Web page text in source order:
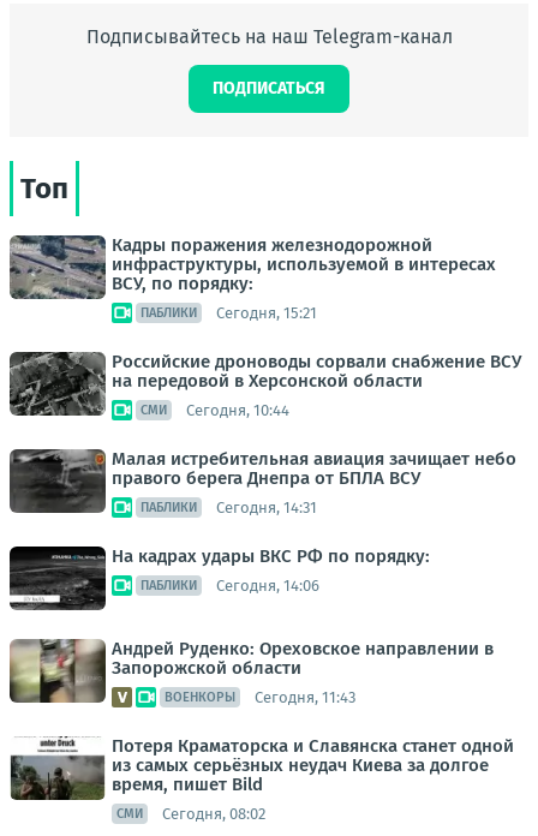
Подписывайтесь на наш Telegram-канал
ПОДПИСАТЬСЯ
Топ
Кадры поражения железнодорожной
инфраструктуры, используемой в интересах
ВСУ, по порядку:
ПАБЛИКИ Сегодня, 15:21
Российские дроноводы сорвали снабжение ВСУ
на передовой в Херсонской области
СМИ Сегодня, 10:44
Малая истребительная авиация зачищает небо
правого берега Днепра от БПЛА ВСУ
ПАБЛИКИ Сегодня, 14:31
На кадрах удары ВКС РФ по порядку:
ПАБЛИКИ Сегодня, 14:06
Андрей Руденко: Ореховское направлении в
Запорожской области
ВОЕНКОРЫ Сегодня, 11:43
Потеря Краматорска и Славянска станет одной
из самых серьёзных неудач Киева за долгое
время, пишет Bild
СМИ Сегодня, 08:02